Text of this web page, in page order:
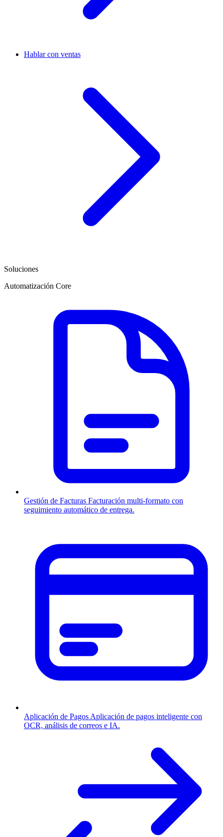
Hablar con ventas
Soluciones
Automatización Core
Gestión de Facturas Facturación multi-formato con
seguimiento automático de entrega.
Aplicación de Pagos Aplicación de pagos inteligente con
OCR, análisis de correos e IA.